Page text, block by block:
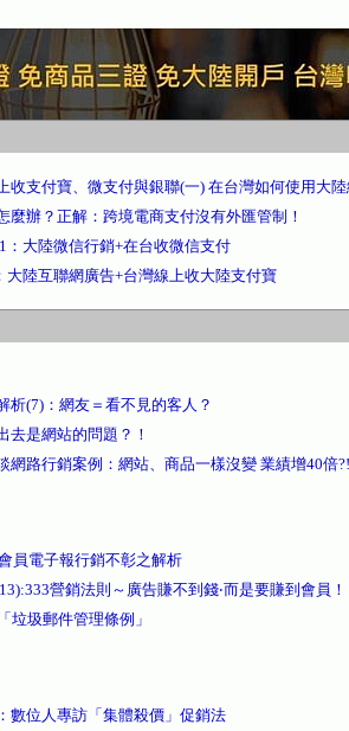
收支付寶、微支付與銀聯(一) 在台灣如何使用大
麼辦？正解：跨境電商支付沒有外匯管制！
：大陸微信行銷+在台收微信支付
大陸互聯網廣告+台灣線上收大陸支付寶
析(7)：網友＝看不見的客人？
去是網站的問題？！
網路行銷案例：網站、商品一樣沒變 業績增40倍
員電子報行銷不彰之解析
營銷法則～廣告賺不到錢‧而是要賺到會員！
垃圾郵件管理條例」
數位人專訪「集體殺價」促銷法